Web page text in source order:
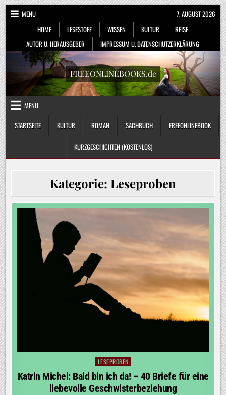
Skip
to
content
MENU
HOME
LESESTOFF WISSEN KULTUR
REISE
AUTOR U. HERAUSGEBER
IMPRESSUM U. DATENSCHUTZERKLÄRUNG
7. AUGUST 2026
FREEONLINEBOOKS.de
MENU
STARTSEITE
KULTUR ROMAN SACHBUCH FREEONLINEBOOK
KURZGESCHICHTEN (KOSTENLOS)
Kategorie: Leseproben
Posted
in
LESEPROBEN
Katrin Michel: Bald bin ich da! – 40 Briefe für eine
liebevolle Geschwisterbeziehung